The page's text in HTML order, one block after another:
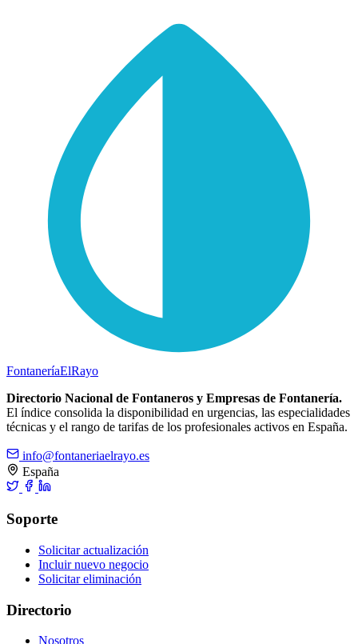
FontaneríaElRayo
Directorio Nacional de Fontaneros y Empresas de Fontanería.
El índice consolida la disponibilidad en urgencias, las especialidades
técnicas y el rango de tarifas de los profesionales activos en España.
info@fontaneriaelrayo.es
España
Soporte
Solicitar actualización
Incluir nuevo negocio
Solicitar eliminación
Directorio
Nosotros